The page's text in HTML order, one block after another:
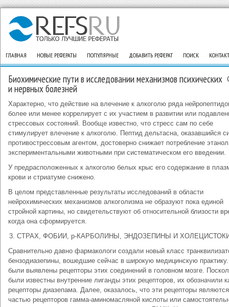
ГЛАВНАЯ НОВЫЕ РЕФЕРАТЫ ПОПУЛЯРНЫЕ ДОБАВИТЬ РЕФЕРАТ ПОИСК
Биохимические пути в исследовании механизмов психических
и нервных болезней
Характерно, что действие на влечение к алкоголю ряда
более или менее коррелирует с их участием в развитии или
стрессовых состояний. Вообще известно, что стресс сам по себе
стимулирует влечение к алкоголю. Пептид дельтасна, оказавшийся
противострессовым агентом, достоверно снижает потребление
экспериментальными животными при систематическом его введении.
У предрасположенных к алкоголю белых крыс его содержание в
крови и стриатуме снижено.
В целом представленные результаты исследований в области
нейрохимических механизмов алкоголизма не образуют пока единой
стройной картины, но свидетельствуют об относительной близости
когда она сформируется.
3. СТРАХ, ФОБИИ, р-КАРБОЛИНЫ, ЭНДОЗЕПИНЫ И
Сравнительно давно фармакологи создали новый класс
бензодиазепины, вошедшие сейчас в широкую медицинскую
были выявлены рецепторы этих соединений в головном мозге.
были известны внутренние лиганды этих рецепторов, их обозначили
рецепторы диазепама. Далее, оказалось, что эти рецепторы являются
частью рецепторов гамма-аминомасляной кислоты или